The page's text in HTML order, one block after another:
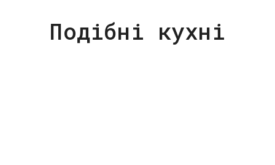
Подібні кухні